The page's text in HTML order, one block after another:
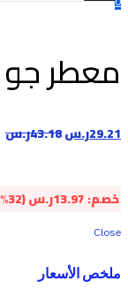
0.00
معطر جو AROMA برائحة قطن فانيلا
29.21ر.س43.18ر.س
خصم:13.97ر.س(32%)
Close
ملخص الأسعار